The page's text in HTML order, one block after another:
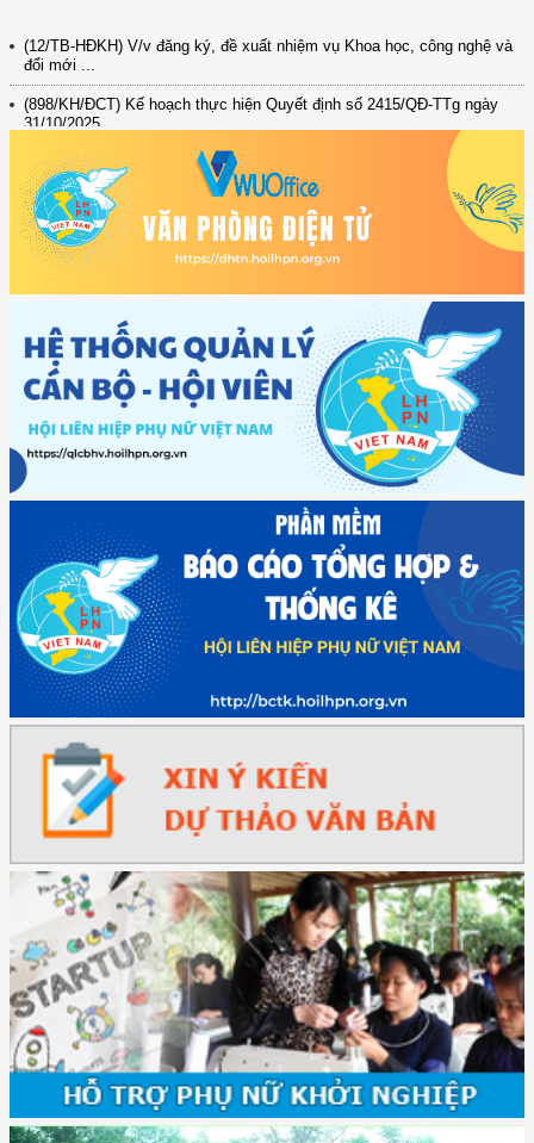
đổi mới ...
(898/KH/ĐCT) Kế hoạch thực hiện Quyết định số 2415/QĐ-TTg ngày
31/10/2025 ...
(417/QĐ-BNNMT) Quyết định phê duyệt Chương trình mục tiêu quốc gia
xây dựng ...
(891/KH-ĐCT) Kế hoạch thực hiện Nghị quyết số 72-NQ/TW ngày
9/9/2025 của Bộ ...
(2415/QĐ-TTg) Quyết định về việc phê duyệt Đề án Hỗ trợ Phụ nữ khởi
nghiệp ...